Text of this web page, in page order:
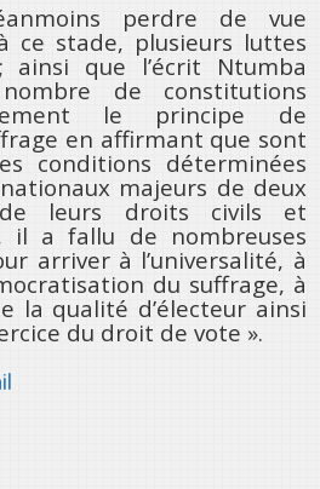
perdre de vue
ce stade, plusieurs luttes
que l’écrit Ntumba
de constitutions
le principe de
en affirmant que sont
conditions déterminées
majeurs de deux
de leurs droits civils et
il a fallu de nombreuses
arriver à l’universalité, à
du suffrage, à
la qualité d’électeur ainsi
du droit de vote ».